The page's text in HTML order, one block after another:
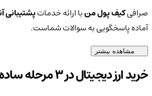
صرافیکیف پول منبا ارائه خدماتپشتیبانی
آماده پاسخگویی به سوالات شماست.
مشاهده بیشتر
خرید ارز دیجیتال در 3 مرحله ساده